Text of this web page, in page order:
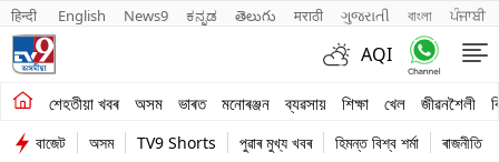
हिन्दी English News9 ಕನ್ನಡ తెలుగు मराठी ગુજરાતી বাংলা ਪੰਜਾਬੀ
AQI
শেহতীয়া খবৰ অসম ভাৰত মনোৰঞ্জন ব্যৱসায় শিক্ষা খেল জীৱনশৈলী
শেহতীয়া খবৰ
অসমবাজেট অসম TV9 Shorts পুৱাৰ মুখ্য খবৰ হিমন্ত বিশ্ব শৰ্মা ৰাজনীতি